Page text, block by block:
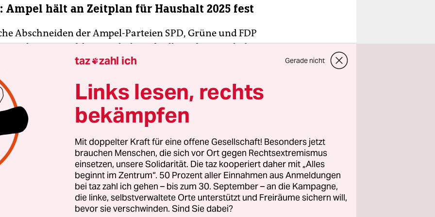
Ampel hält an Zeitplan für Haushalt 2025 fest
Abschneiden der Ampel-Parteien SPD, Grüne und FDP
auf die Haushaltsaufstellung für 2025 haben.
Steffen Hebestreit bekräftigte am Montag den
Zeitplan. Es bleibe beim Ziel, am 3. Juli im Kabinett einen
Haushaltsentwurf zu beschließen. Bis dahin
Gesprächsrunden von Kanzler Olaf Scholz (SPD),
Robert Habeck (Grüne) und Finanzminister Christian
mit einzelnen Ministern geben, die höhere Ausgaben
vorgesehen. Der Zeitplan gilt allerdings auch
Koalition als sehr ambitioniert, weil die Vorstellungen
weit auseinanderliegen. (rtr)
taz zahl ich Gerade nicht
Links lesen, rechts
bekämpfen
Mit doppelter Kraft für eine offene Gesellschaft! Besonders jetzt
brauchen Menschen, die sich vor Ort gegen Rechtsextremismus
einsetzen, unsere Solidarität. Die taz kooperiert daher mit „Alles
beginnt im Zentrum“. 50 Prozent aller Einnahmen aus Anmeldungen
bei taz zahl ich gehen – bis zum 30. September – an die Kampagne,
die linke, selbstverwaltete Orte unterstützt und Freiräume sichern will,
bevor sie verschwinden. Sind Sie dabei?